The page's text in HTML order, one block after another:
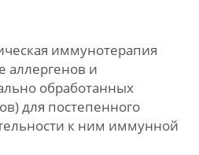
иммунотерапия
аллергенов и
обработанных
для постепенного
к ним иммунной